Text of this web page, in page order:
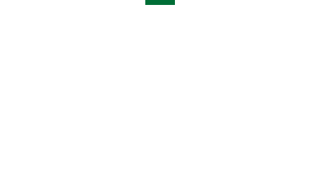
Dimostra di essere umano selezionando